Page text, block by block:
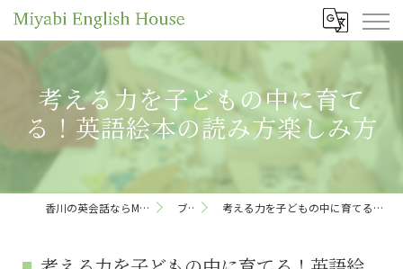
考える力を子どもの中に育て
る！英語絵本の読み方楽しみ方
香川の英会話ならMiyabi English House ブログ 考える力を子どもの中に育てる！英語絵本の読み方楽しみ方